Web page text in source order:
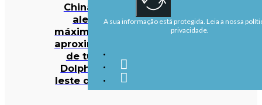
China em
alerta
máximo com
aproximação
de tufão
Dolphin ao
leste do país
A sua informação está protegida. Leia a nossa
privacidade.